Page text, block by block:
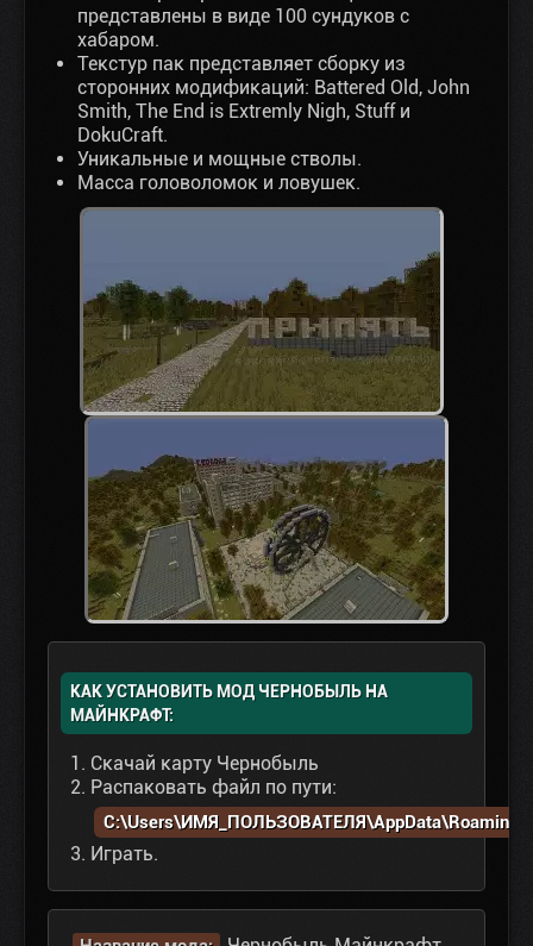
представлены в виде 100 сундуков с
хабаром.
Текстур пак представляет сборку из
сторонних модификаций: Battered Old, John
Smith, The End is Extremly Nigh, Stuff и
DokuCraft.
Уникальные и мощные стволы.
Масса головоломок и ловушек.
КАК УСТАНОВИТЬ МОД ЧЕРНОБЫЛЬ НА
МАЙНКРАФТ:
Скачай карту Чернобыль
Распаковать файл по пути:
Играть.